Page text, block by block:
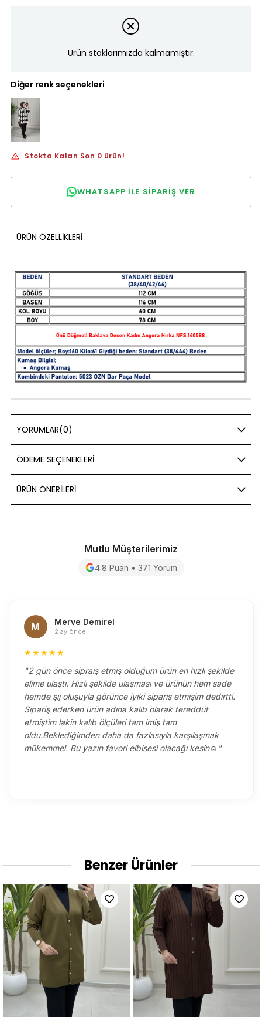
Ürün stoklarımızda kalmamıştır.
Diğer renk seçenekleri
Stokta Kalan Son 0 ürün!
WHATSAPP ILE SIPARIŞ VER
ÜRÜN ÖZELLIKLERI
YORUMLAR(0)
ÖDEME SEÇENEKLERI
ÜRÜN ÖNERILERI
Mutlu Müşterilerimiz
4.8 Puan • 371 Yorum
M Merve Demirel
2 ay önce
★★★★★
"2 gün önce sipraiş etmiş olduğum ürün en hızlı şekilde
elime ulaştı. Hızlı şekilde ulaşması ve ürünün hem sade
hemde şıj oluşuyla görünce iyiki sipariş etmişim dedirtti.
Sipariş ederken ürün adına kalıb olarak tereddüt
etmiştim lakin kalıb ölçüleri tam imiş tam
oldu.Beklediğimden daha da fazlasıyla karşılaşmak
mükemmel. Bu yazın favori elbisesi olacağı kesin☺️"
Benzer Ürünler
Yeni
Ürün